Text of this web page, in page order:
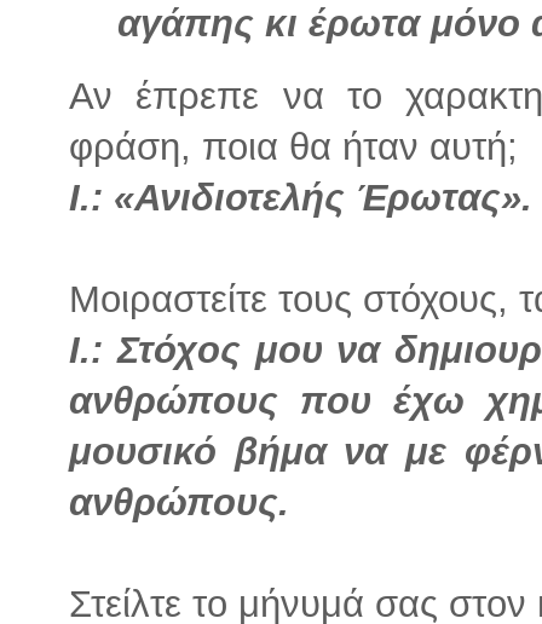
αγάπης κι έρωτα μόνο
Αν έπρεπε να το
φράση, ποια θα ήταν αυτή;
I.: «Ανιδιοτελής Έρωτας».
Μοιραστείτε τους στόχους,
I.: Στόχος μου να
ανθρώπους που έχω
μουσικό βήμα να με
ανθρώπους.
Στείλτε το μήνυμά σας